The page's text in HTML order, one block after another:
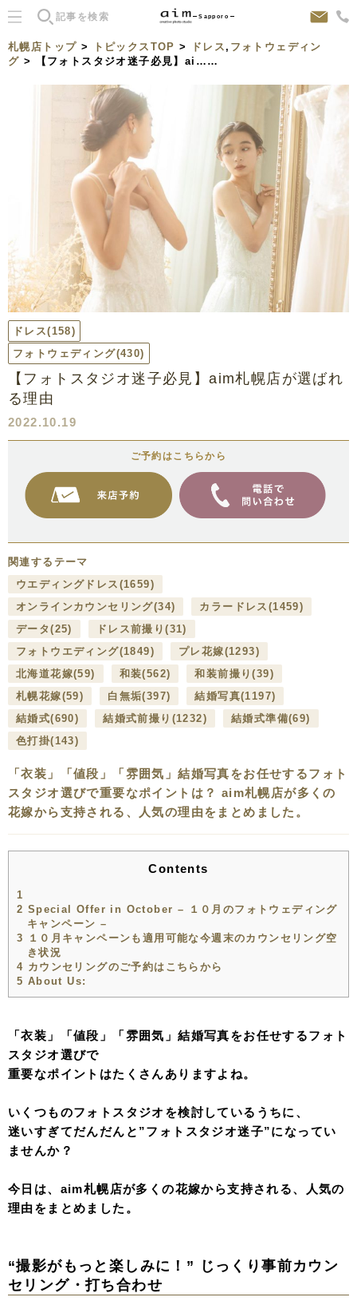
Sapporo
札幌店トップ > トピックスTOP > ドレス, フォトウェディン
グ > 【フォトスタジオ迷子必見】ai……
ドレス(158)
フォトウェディング(430)
【フォトスタジオ迷子必見】aim札幌店が選ばれ
る理由
2022.10.19
ご予約はこちらから
関連するテーマ
ウエディングドレス (1659)
オンラインカウンセリング(34) カラードレス (1459)
データ(25) ドレス前撮り(31)
フォトウエディング(1849) プレ花嫁(1293)
北海道花嫁(59) 和装(562) 和装前撮り(39)
札幌花嫁(59) 白無垢(397) 結婚写真(1197)
結婚式(690) 結婚式前撮り (1232) 結婚式準備(69)
色打掛(143)
「衣装」「値段」「雰囲気」結婚写真をお任せするフォト
スタジオ選びで重要なポイントは？ aim札幌店が多くの
花嫁から支持される、人気の理由をまとめました。
Contents
1
2 Special Offer in October – １０月のフォトウェディング
キャンペーン –
3 １０月キャンペーンも適用可能な今週末のカウンセリング空
き状況
4 カウンセリングのご予約はこちらから
5 About Us:
「衣装」「値段」「雰囲気」結婚写真をお任せするフォト
スタジオ選びで
重要なポイントはたくさんありますよね。
いくつものフォトスタジオを検討しているうちに、
迷いすぎてだんだんと”フォトスタジオ迷子”になってい
ませんか？
今日は、aim札幌店が多くの花嫁から支持される、人気の
理由をまとめました。
“撮影がもっと楽しみに！” じっくり事前カウン
セリング・打ち合わせ